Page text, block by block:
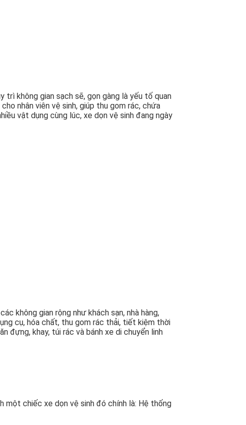
không gian sạch sẽ, gọn gàng là yếu tố quan
nhân viên vệ sinh, giúp thu gom rác, chứa
vật dụng cùng lúc, xe dọn vệ sinh đang ngày
không gian rộng như khách sạn, nhà hàng,
cụ, hóa chất, thu gom rác thải, tiết kiệm thời
đựng, khay, túi rác và bánh xe di chuyển linh
một chiếc xe dọn vệ sinh đó chính là: Hệ thống